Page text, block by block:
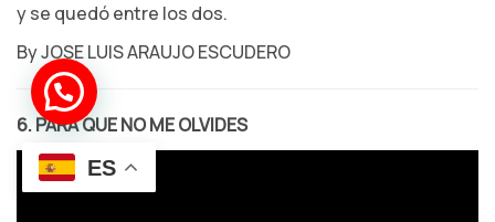
y se quedó entre los dos.
By JOSE LUIS ARAUJO ESCUDERO
6. PARA QUE NO ME OLVIDES
ES